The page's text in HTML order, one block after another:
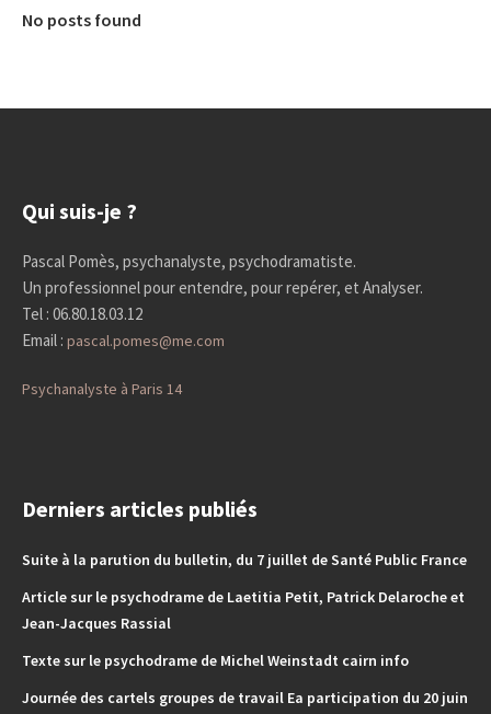
No posts found
Qui suis-je ?
Pascal Pomès, psychanalyste, psychodramatiste.
Un professionnel pour entendre, pour repérer, et Analyser.
Tel : 06.80.18.03.12
Email :pascal.pomes@me.com
Psychanalyste à Paris 14
Derniers articles publiés
Suite à la parution du bulletin, du 7 juillet de Santé Public France
Article sur le psychodrame de Laetitia Petit, Patrick Delaroche et
Jean-Jacques Rassial
Texte sur le psychodrame de Michel Weinstadt cairn info
Journée des cartels groupes de travail Ea participation du 20 juin